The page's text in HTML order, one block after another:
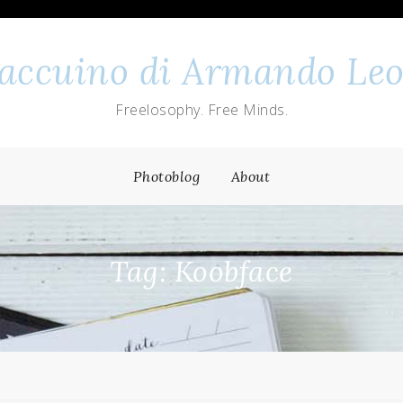
di Armando
Freelosophy. Free Minds.
Photoblog About
Tag: Koobface